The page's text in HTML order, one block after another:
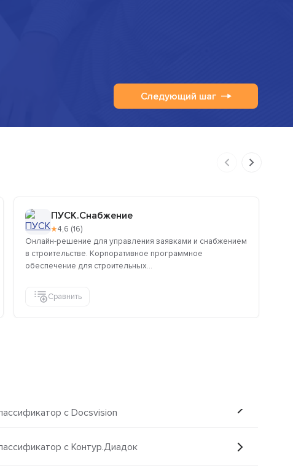
Следующий шаг
ПУСК.Снабжение
★4,6 (16)
Онлайн-решение для управления заявками и снабжением
в строительстве. Корпоративное программное
обеспечение для строительных...
Сравнить
с Docsvision
с Контур.Диадок